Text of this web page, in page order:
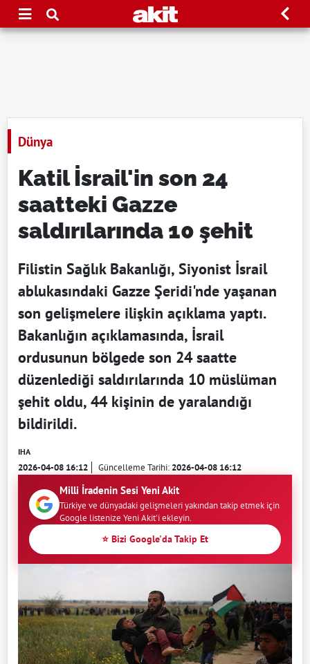
Dünya
Katil İsrail'in son 24
saatteki Gazze
saldırılarında 10 şehit
Filistin Sağlık Bakanlığı, Siyonist İsrail
ablukasındaki Gazze Şeridi'nde yaşanan
son gelişmelere ilişkin açıklama yaptı.
Bakanlığın açıklamasında, İsrail
ordusunun bölgede son 24 saatte
düzenlediği saldırılarında 10 müslüman
şehit oldu, 44 kişinin de yaralandığı
bildirildi.
IHA
2026-04-08 16:12 Güncelleme Tarihi:2026-04-08 16:12
Milli İradenin Sesi Yeni Akit
Türkiye ve dünyadaki gelişmeleri yakından takip etmek için
Google listenize Yeni Akit'i ekleyin.
⭐ Bizi Google'da Takip Et